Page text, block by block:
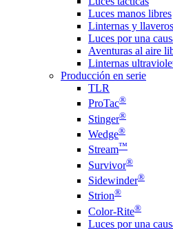
Luces manos libres
Linternas y llaveros
Luces por una
Aventuras al aire
Linternas
Producción en serie
TLR
ProTac®
Stinger®
Wedge®
Stream™
Survivor®
Sidewinder®
Strion®
Color-Rite®
Luces por una